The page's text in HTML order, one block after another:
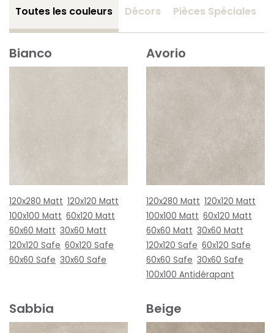
Toutes les couleurs Décors Pièces Spéciales
Bianco
120x280 Matt 120x120 Matt
100x100 Matt 60x120 Matt
60x60 Matt 30x60 Matt
120x120 Safe 60x120 Safe
60x60 Safe 30x60 Safe
Avorio
120x280 Matt 120x120 Matt
100x100 Matt 60x120 Matt
60x60 Matt 30x60 Matt
120x120 Safe 60x120 Safe
60x60 Safe 30x60 Safe
100x100 Antidérapant
Sabbia Beige